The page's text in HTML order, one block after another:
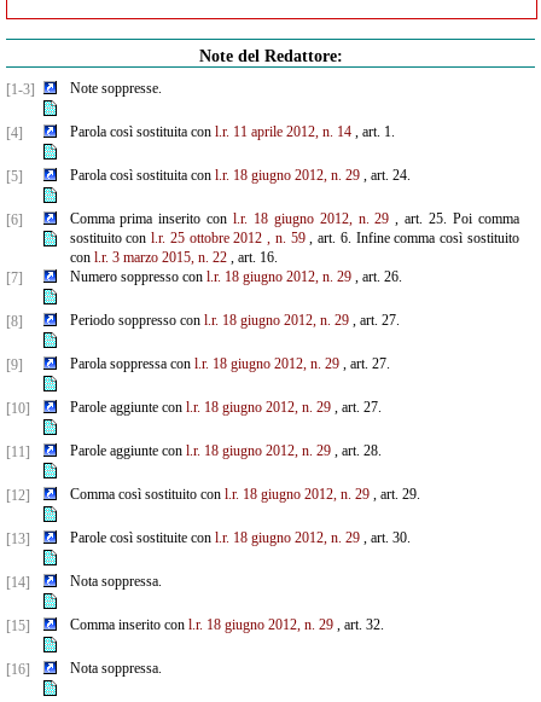
Note del Redattore:
[1-3] Note soppresse.
[4] Parola così sostituita con l.r. 11 aprile 2012, n. 14, art. 1.
[5] Parola così sostituita con l.r. 18 giugno 2012, n. 29, art. 24.
[6] Comma prima inserito conl.r. 18 giugno 2012, n. 29 , art. 25. Poi comma
sostituito conl.r. 25 ottobre 2012 , n. 59, art. 6. Infine comma così sostituito
con l.r. 3 marzo 2015, n. 22, art. 16.
[7]
Numero soppresso con l.r. 18 giugno 2012, n. 29, art. 26.
[8] Periodo soppresso con l.r. 18 giugno 2012, n. 29, art. 27.
[9] Parola soppressa con l.r. 18 giugno 2012, n. 29, art. 27.
[10] Parole aggiunte con l.r. 18 giugno 2012, n. 29, art. 27.
[11] Parole aggiunte con l.r. 18 giugno 2012, n. 29, art. 28.
[12] Comma così sostituito con l.r. 18 giugno 2012, n. 29, art. 29.
[13] Parole così sostituite con l.r. 18 giugno 2012, n. 29, art. 30.
[14] Nota soppressa.
[15] Comma inserito con l.r. 18 giugno 2012, n. 29, art. 32.
[16] Nota soppressa.